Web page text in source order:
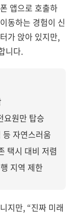
앱으로 호출하
동하는 경험이 신
가 앉아 있지만,
니다.
요원만 탑승
자연스러움
택시 대비 저렴
지역 제한
지만, “진짜 미래